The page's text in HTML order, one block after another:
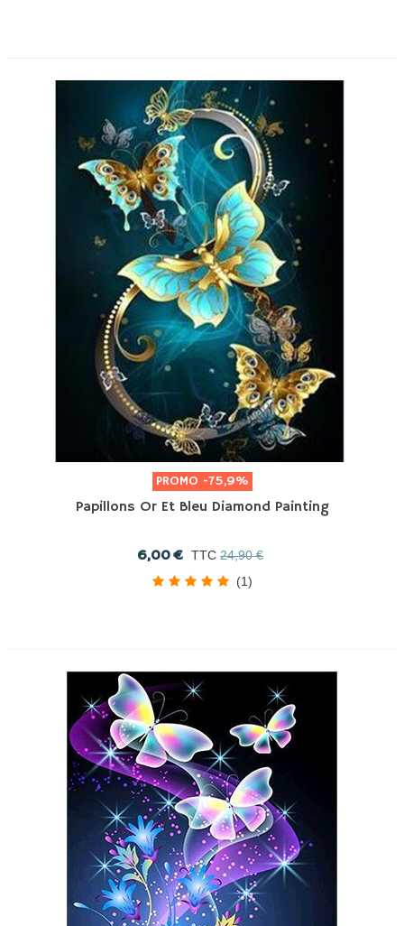
PROMO -75,9%
Papillons Or Et Bleu Diamond Painting
6,00 € TTC 24,90 €
(1)